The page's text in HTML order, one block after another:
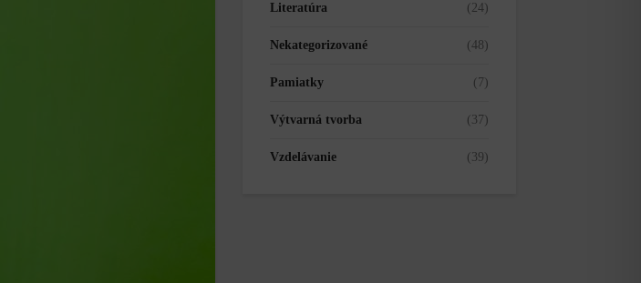
Literatúra (24)
Nekategorizované (48)
Pamiatky (7)
Výtvarná tvorba (37)
Vzdelávanie (39)